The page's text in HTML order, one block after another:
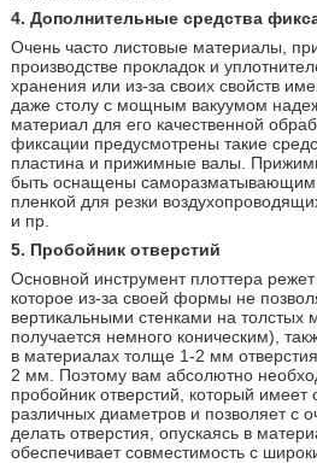
4. Дополнительные средства
Очень часто листовые материалы,
производстве прокладок и
хранения или из-за своих свойств
даже столу с мощным вакуумом
материал для его качественной
фиксации предусмотрены такие
пластина и прижимные валы.
быть оснащены саморазматывающим
пленкой для резки
и пр.
5. Пробойник отверстий
Основной инструмент плоттера
которое из-за своей формы не
вертикальными стенками на толстых
получается немного коническим),
в материалах толще 1-2 мм
2 мм. Поэтому вам абсолютно
пробойник отверстий, который имеет
различных диаметров и позволяет с
делать отверстия, опускаясь в
обеспечивает совместимость с